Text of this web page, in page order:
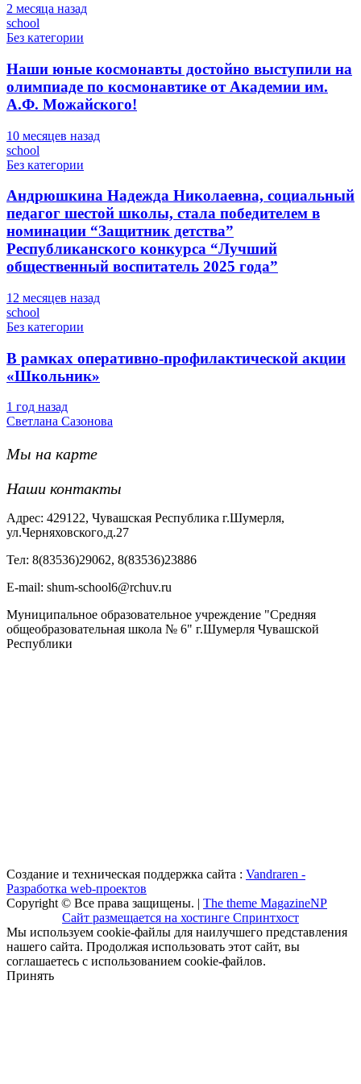
2 месяца назад
school
Без категории
Наши юные космонавты достойно выступили на
олимпиаде по космонавтике от Академии им.
А.Ф. Можайского!
10 месяцев назад
school
Без категории
Андрюшкина Надежда Николаевна, социальный
педагог шестой школы, стала победителем в
номинации “Защитник детства”
Республиканского конкурса “Лучший
общественный воспитатель 2025 года”
12 месяцев назад
school
Без категории
В рамках оперативно-профилактической акции
«Школьник»
1 год назад
Светлана Сазонова
Мы на карте
Наши контакты
Адрес: 429122, Чувашская Республика г.Шумерля,
ул.Черняховского,д.27
Тел: 8(83536)29062, 8(83536)23886
Е-mail: shum-school6@rchuv.ru
Муниципальное образовательное учреждение "Средняя
общеобразовательная школа № 6" г.Шумерля Чувашской
Республики
Создание и техническая поддержка сайта : Vandraren -
Разработка web-проектов
Copyright © Все права защищены. | The theme MagazineNP
Сайт размещается на хостинге Спринтхост
Мы используем cookie-файлы для наилучшего представления
нашего сайта. Продолжая использовать этот сайт, вы
соглашаетесь с использованием cookie-файлов.
Принять